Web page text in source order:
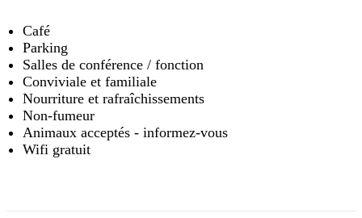
Café
Parking
Salles de conférence / fonction
Conviviale et familiale
Nourriture et rafraîchissements
Non-fumeur
Animaux acceptés - informez-vous
Wifi gratuit